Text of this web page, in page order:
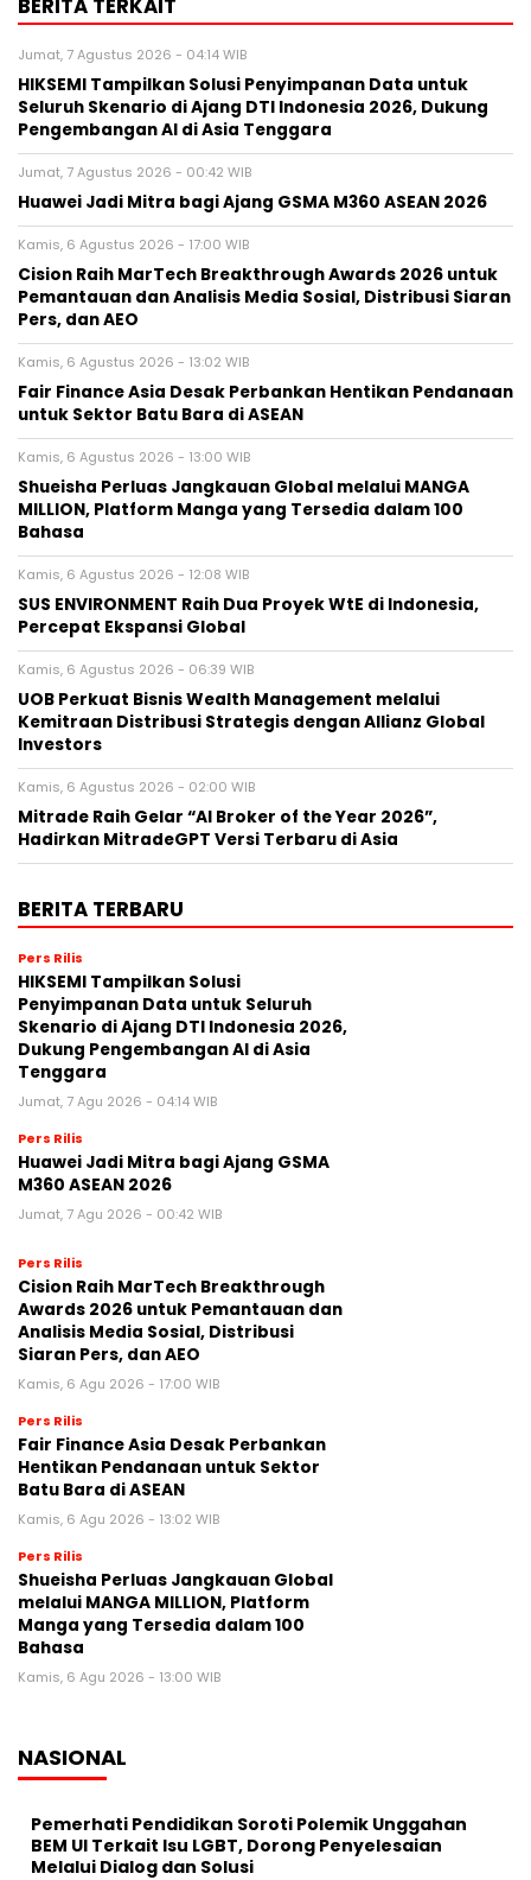
Jumat, 7 Agustus 2026 - 04:14 WIB
HIKSEMI Tampilkan Solusi Penyimpanan Data untuk
Seluruh Skenario di Ajang DTI Indonesia 2026, Dukung
Pengembangan AI di Asia Tenggara
Jumat, 7 Agustus 2026 - 00:42 WIB
Huawei Jadi Mitra bagi Ajang GSMA M360 ASEAN 2026
Kamis, 6 Agustus 2026 - 17:00 WIB
Cision Raih MarTech Breakthrough Awards 2026 untuk
Pemantauan dan Analisis Media Sosial, Distribusi Siaran
Pers, dan AEO
Kamis, 6 Agustus 2026 - 13:02 WIB
Fair Finance Asia Desak Perbankan Hentikan Pendanaan
untuk Sektor Batu Bara di ASEAN
Kamis, 6 Agustus 2026 - 13:00 WIB
Shueisha Perluas Jangkauan Global melalui MANGA
MILLION, Platform Manga yang Tersedia dalam 100
Bahasa
Kamis, 6 Agustus 2026 - 12:08 WIB
SUS ENVIRONMENT Raih Dua Proyek WtE di Indonesia,
Percepat Ekspansi Global
Kamis, 6 Agustus 2026 - 06:39 WIB
UOB Perkuat Bisnis Wealth Management melalui
Kemitraan Distribusi Strategis dengan Allianz Global
Investors
Kamis, 6 Agustus 2026 - 02:00 WIB
Mitrade Raih Gelar “AI Broker of the Year 2026”,
Hadirkan MitradeGPT Versi Terbaru di Asia
BERITA TERBARU
Pers Rilis
HIKSEMI Tampilkan Solusi
Penyimpanan Data untuk Seluruh
Skenario di Ajang DTI Indonesia 2026,
Dukung Pengembangan AI di Asia
Tenggara
Jumat, 7 Agu 2026 - 04:14 WIB
Pers Rilis
Huawei Jadi Mitra bagi Ajang GSMA
M360 ASEAN 2026
Jumat, 7 Agu 2026 - 00:42 WIB
Pers Rilis
Cision Raih MarTech Breakthrough
Awards 2026 untuk Pemantauan dan
Analisis Media Sosial, Distribusi
Siaran Pers, dan AEO
Kamis, 6 Agu 2026 - 17:00 WIB
Pers Rilis
Fair Finance Asia Desak Perbankan
Hentikan Pendanaan untuk Sektor
Batu Bara di ASEAN
Kamis, 6 Agu 2026 - 13:02 WIB
Pers Rilis
Shueisha Perluas Jangkauan Global
melalui MANGA MILLION, Platform
Manga yang Tersedia dalam 100
Bahasa
Kamis, 6 Agu 2026 - 13:00 WIB
NASIONAL
Pemerhati Pendidikan Soroti Polemik Unggahan
BEM UI Terkait Isu LGBT, Dorong Penyelesaian
Melalui Dialog dan Solusi